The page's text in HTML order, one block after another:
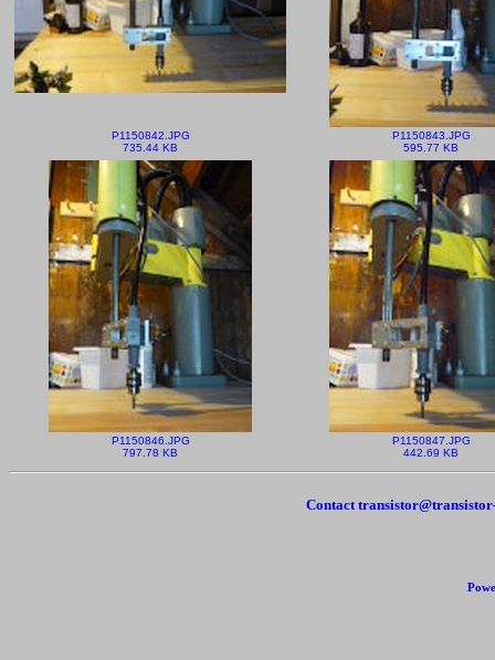
P1150842.JPG
735.44 KB
P1150843.JPG
595.77 KB
P1150846.JPG
797.78 KB
P1150847.JPG
442.69 KB
Contact